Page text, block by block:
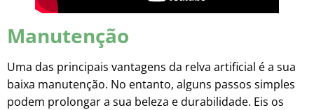
Manutenção
Uma das principais vantagens da relva artificial é a sua
baixa manutenção. No entanto, alguns passos simples
podem prolongar a sua beleza e durabilidade. Eis os